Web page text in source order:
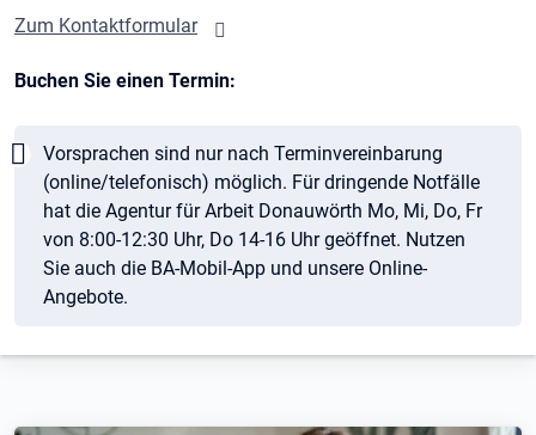
Zum Kontaktformular
Buchen Sie einen Termin:
Vorsprachen sind nur nach Terminvereinbarung
(online/telefonisch) möglich. Für dringende Notfälle
hat die Agentur für Arbeit Donauwörth Mo, Mi, Do, Fr
von 8:00-12:30 Uhr, Do 14-16 Uhr geöffnet. Nutzen
Sie auch die BA-Mobil-App und unsere Online-
Angebote.